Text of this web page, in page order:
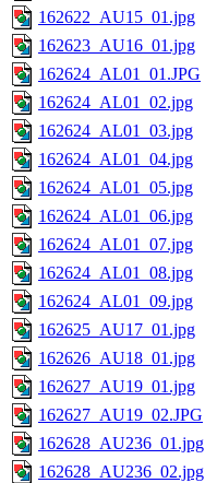
162622_AU15_01.jpg
162623_AU16_01.jpg
162624_AL01_01.JPG
162624_AL01_02.jpg
162624_AL01_03.jpg
162624_AL01_04.jpg
162624_AL01_05.jpg
162624_AL01_06.jpg
162624_AL01_07.jpg
162624_AL01_08.jpg
162624_AL01_09.jpg
162625_AU17_01.jpg
162626_AU18_01.jpg
162627_AU19_01.jpg
162627_AU19_02.JPG
162628_AU236_01.jpg
162628_AU236_02.jpg